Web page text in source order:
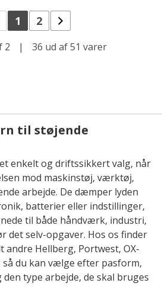
1 2
2 | 36 ud af 51 varer
til støjende
enkelt og driftssikkert valg, når
mod maskinstøj, værktøj,
arbejde. De dæmper lyden
batterier eller indstillinger,
til både håndværk, industri,
det selv-opgaver. Hos os finder
andre Hellberg, Portwest, OX-
så du kan vælge efter pasform,
type arbejde, de skal bruges